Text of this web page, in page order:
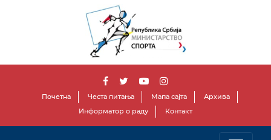
Почетна Честа питања Мапа сајта
Архива
Информатор о раду
Контакт